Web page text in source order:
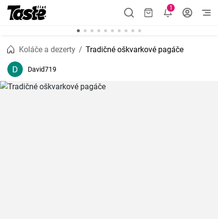
1
Koláče a dezerty Tradičné oškvarkové pagáče
David719